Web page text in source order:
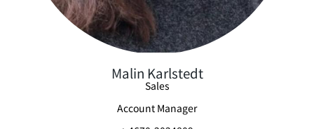
Malin Karlstedt
Sales
Account Manager